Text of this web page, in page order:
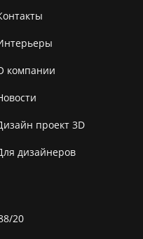
компании
проект 3D
дизайнеров
20